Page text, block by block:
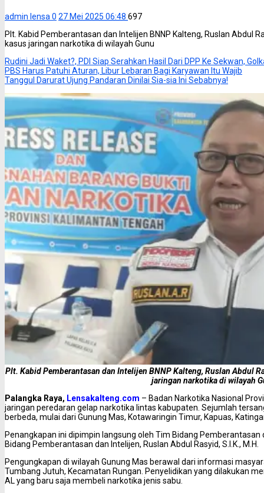
admin lensa0 27 Mei 2025 06:48 697
Plt. Kabid Pemberantasan dan Intelijen BNNP Kalteng, Ruslan Abdul
kasus jaringan narkotika di wilayah Gunu
Rudini Jadi Waket?, PDI Siap Serahkan Hasil Dari DPP Ke Sekwan,
PBS Harus Patuhi Aturan, Libur Lebaran Bagi Karyawan Itu Wajib
Tanggul Darurat Ujung Pandaran Dinilai Sia-sia Ini Sebabnya!
Plt. Kabid Pemberantasan dan Intelijen BNNP Kalteng, Ruslan Abdul
jaringan narkotika di wilayah
Palangka Raya, Lensakalteng.com – Badan Narkotika Nasional
jaringan peredaran gelap narkotika lintas kabupaten. Sejumlah
berbeda, mulai dari Gunung Mas, Kotawaringin Timur, Kapuas,
Penangkapan ini dipimpin langsung oleh Tim Bidang Pemberantasan
Bidang Pemberantasan dan Intelijen, Ruslan Abdul Rasyid, S.I.K., M.H.
Pengungkapan di wilayah Gunung Mas berawal dari informasi
Tumbang Jutuh, Kecamatan Rungan. Penyelidikan yang dilakukan
AL yang baru saja membeli narkotika jenis sabu.